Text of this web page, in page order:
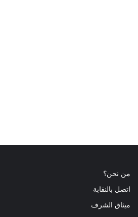
من نحن؟
اتصل بالنقابة
ميثاق الشرف